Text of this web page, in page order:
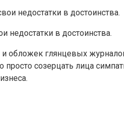
недостатки в достоинства.
и обложек глянцевых
просто созерцать лица